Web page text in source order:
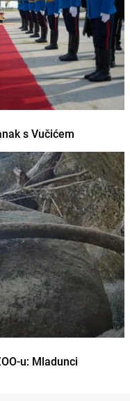
s Vučićem
u: Mladunci